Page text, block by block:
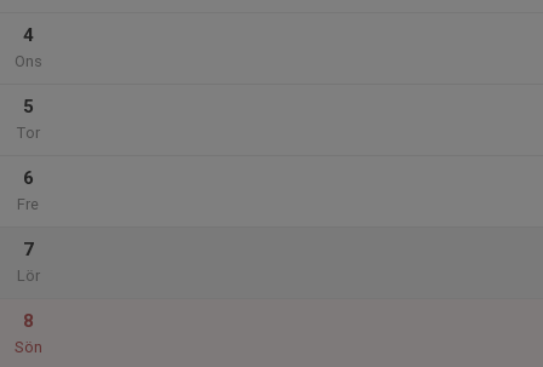
4
Ons
5
Tor
6
Fre
7
Lör
8
Sön